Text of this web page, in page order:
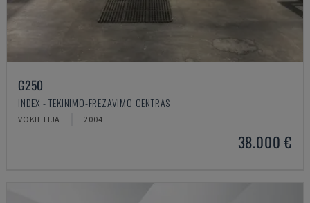
G250
INDEX - TEKINIMO-FREZAVIMO CENTRAS
VOKIETIJA 2004
38.000 €